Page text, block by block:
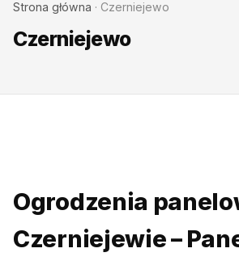
Strona główna · Czerniejewo
Czerniejewo
Ogrodzenia
Czerniejewie –